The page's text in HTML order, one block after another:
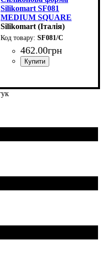
Silikomart SF081
MEDIUM SQUARE
SAVARIN
(48х48мм,h28мм,45мл)
Silikomart (Італія)
SF081/C
462.00грн